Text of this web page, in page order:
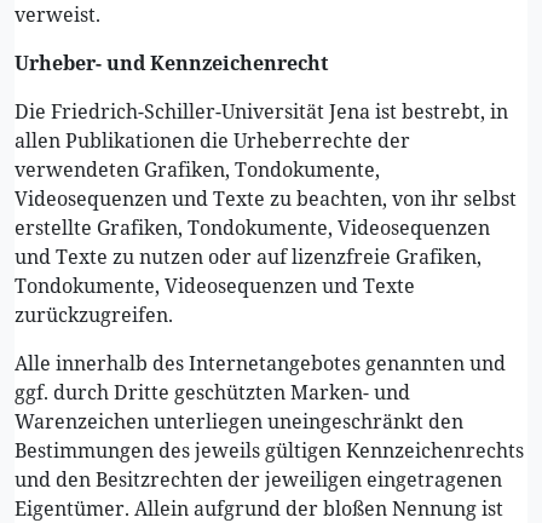
verweist.
Urheber- und Kennzeichenrecht
Die Friedrich-Schiller-Universität Jena ist bestrebt, in
allen Publikationen die Urheberrechte der
verwendeten Grafiken, Tondokumente,
Videosequenzen und Texte zu beachten, von ihr selbst
erstellte Grafiken, Tondokumente, Videosequenzen
und Texte zu nutzen oder auf lizenzfreie Grafiken,
Tondokumente, Videosequenzen und Texte
zurückzugreifen.
Alle innerhalb des Internetangebotes genannten und
ggf. durch Dritte geschützten Marken- und
Warenzeichen unterliegen uneingeschränkt den
Bestimmungen des jeweils gültigen Kennzeichenrechts
und den Besitzrechten der jeweiligen eingetragenen
Eigentümer. Allein aufgrund der bloßen Nennung ist